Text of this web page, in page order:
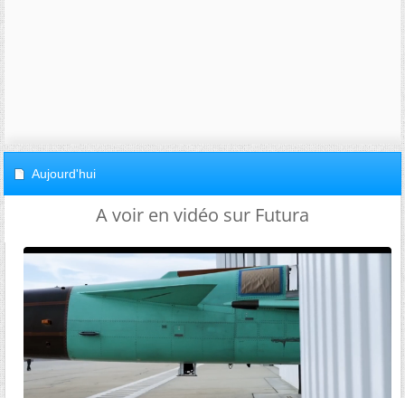
Aujourd'hui
A voir en vidéo sur Futura